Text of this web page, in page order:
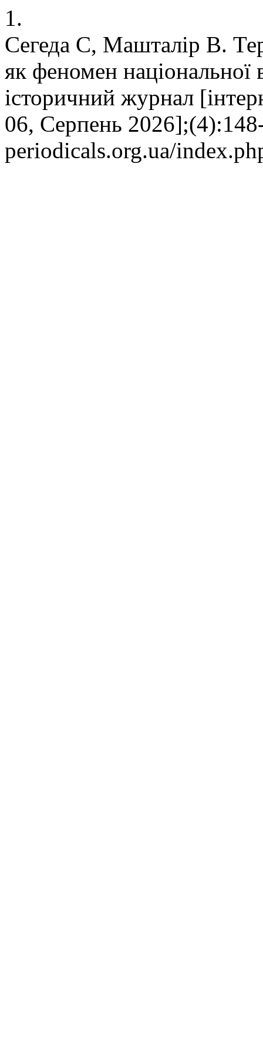
1.
Сегеда С, Машталір В.
як феномен національної
історичний журнал
06, Серпень
periodicals.org.ua/